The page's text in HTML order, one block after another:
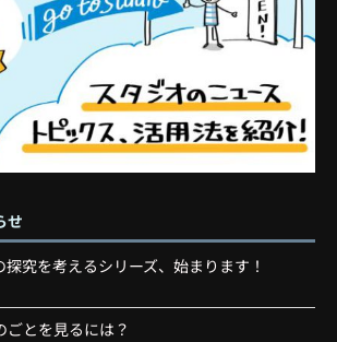
せ
究を考えるシリーズ、始まります！
とを見るには？